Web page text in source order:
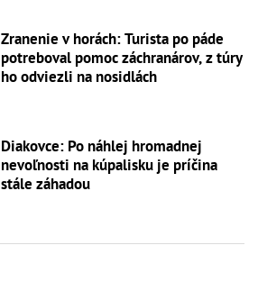
Zranenie v horách: Turista po páde
potreboval pomoc záchranárov, z túry
ho odviezli na nosidlách
Diakovce: Po náhlej hromadnej
nevoľnosti na kúpalisku je príčina
stále záhadou